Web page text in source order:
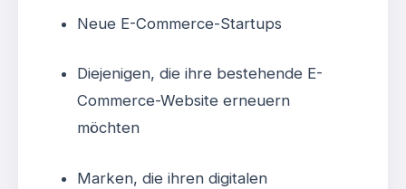
Neue E-Commerce-Startups
Diejenigen, die ihre bestehende E-
Commerce-Website erneuern
möchten
Marken, die ihren digitalen